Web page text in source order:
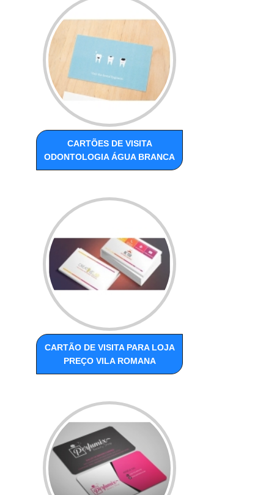
CARTÕES DE VISITA
ODONTOLOGIA ÁGUA BRANCA
CARTÃO DE VISITA PARA LOJA
PREÇO VILA ROMANA